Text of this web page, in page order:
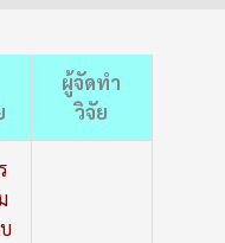
ผู้จัดทำ
วิจัย